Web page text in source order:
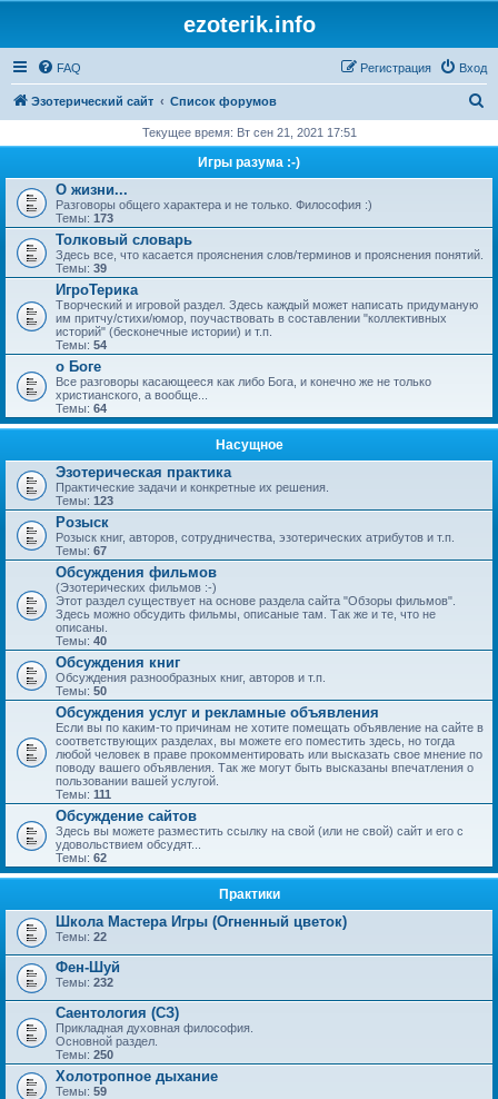
ezoterik.info
FAQ Вход
Регистрация
Эзотерический сайт Список форумов
с
Текущее время: Вт сен 21, 2021 17:51
Игры разума :-)
О жизни...
Разговоры общего характера и не только. Философия :)
Темы: 173
Толковый словарь
Здесь все, что касается прояснения слов/терминов и прояснения понятий.
Темы: 39
ИгроТерика
Творческий и игровой раздел. Здесь каждый может написать придуманую
им притчу/стихи/юмор, поучаствовать в составлении "коллективных
историй" (бесконечные истории) и т.п.
Темы: 54
о Боге
Все разговоры касающееся как либо Бога, и конечно же не только
христианского, а вообще...
Темы: 64
Насущное
Эзотерическая практика
Практические задачи и конкретные их решения.
Темы: 123
Розыск
Розыск книг, авторов, сотрудничества, эзотерических атрибутов и т.п.
Темы: 67
Обсуждения фильмов
(Эзотерических фильмов :-)
Этот раздел существует на основе раздела сайта "Обзоры фильмов".
Здесь можно обсудить фильмы, описаные там. Так же и те, что не
описаны.
Темы: 40
Обсуждения книг
Обсуждения разнообразных книг, авторов и т.п.
Темы: 50
Обсуждения услуг и рекламные объявления
Если вы по каким-то причинам не хотите помещать объявление на сайте в
соответствующих разделах, вы можете его поместить здесь, но тогда
любой человек в праве прокомментировать или высказать свое мнение по
поводу вашего объявления. Так же могут быть высказаны впечатления о
пользовании вашей услугой.
Темы: 111
Обсуждение сайтов
Здесь вы можете разместить ссылку на свой (или не свой) сайт и его с
удовольствием обсудят...
Темы: 62
Практики
Школа Мастера Игры (Огненный цветок)
Темы: 22
Фен-Шуй
Темы: 232
Саентология (СЗ)
Прикладная духовная философия.
Основной раздел.
Темы: 250
Холотропное дыхание
Темы: 59